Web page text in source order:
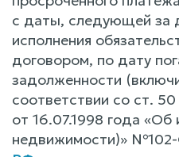
с даты, следующей за
исполнения
договором, по дату
задолженности
соответствии со ст.
от 16.07.1998 года «Об
недвижимости)»